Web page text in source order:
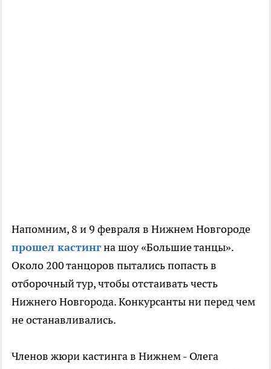
Напомним, 8 и 9 февраля в Нижнем Новгороде
прошел кастингна шоу «Большие танцы».
Около 200 танцоров пытались попасть в
отборочный тур, чтобы отстаивать честь
Нижнего Новгорода. Конкурсанты ни перед чем
не останавливались.
Членов жюри кастинга в Нижнем - Олега